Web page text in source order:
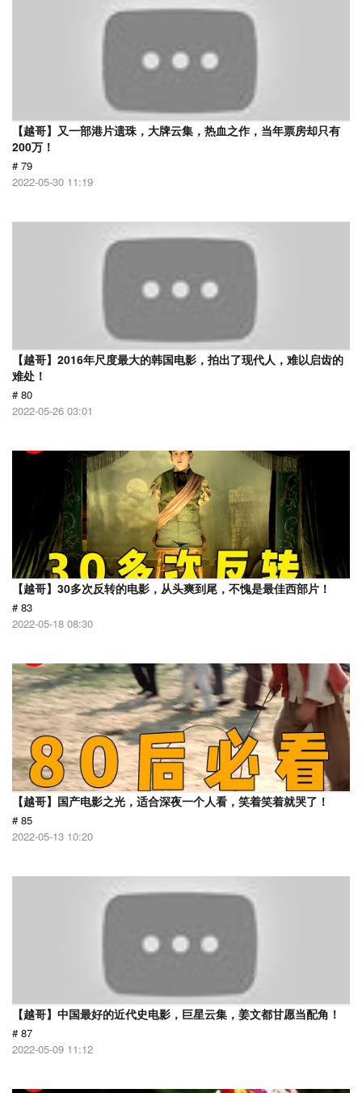
【越哥】又一部港片遗珠，大牌云集，热血之作，当年票房却只有
200万！
# 79
2022-05-30 11:19
【越哥】2016年尺度最大的韩国电影，拍出了现代人，难以启齿的
难处！
# 80
2022-05-26 03:01
【越哥】30多次反转的电影，从头爽到尾，不愧是最佳西部片！
# 83
2022-05-18 08:30
【越哥】国产电影之光，适合深夜一个人看，笑着笑着就哭了！
# 85
2022-05-13 10:20
【越哥】中国最好的近代史电影，巨星云集，姜文都甘愿当配角！
# 87
2022-05-09 11:12